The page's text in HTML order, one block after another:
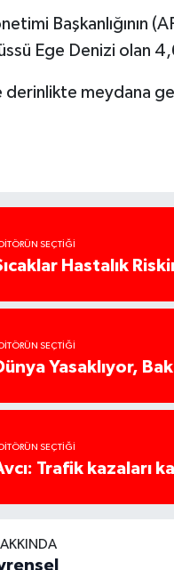
Başkanlığının
Ege Denizi olan
derinlikte meydana
SEÇTIĞI
Hastalık
SEÇTIĞI
Yasaklıyor,
SEÇTIĞI
Trafik kazaları